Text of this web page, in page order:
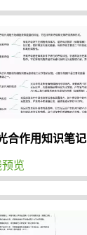
合作用知识笔记
览